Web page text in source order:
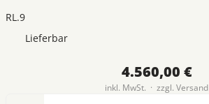
RL.9
Lieferbar
4.560,00 €
inkl. MwSt. · zzgl. Versand